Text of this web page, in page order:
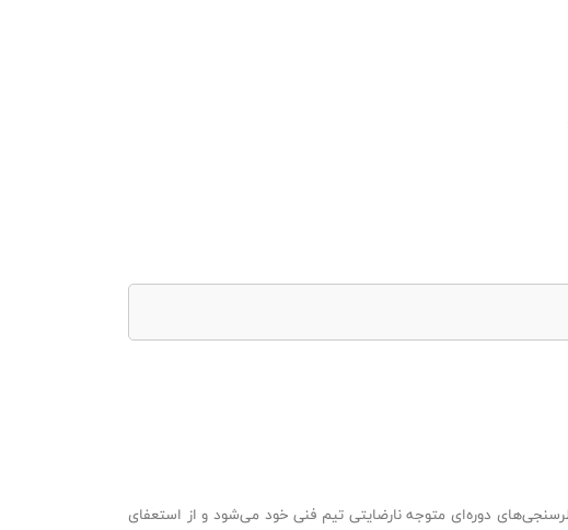
دوره‌ای متوجه نارضایتی تیم فنی خود می‌شود و از استعفای